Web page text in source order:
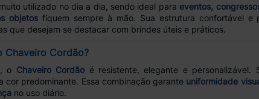
utilizado no dia a dia, sendo ideal para eventos,
objetos fiquem sempre à mão. Sua estrutura confortável e
que desejam se destacar com brindes úteis e práticos.
Chaveiro Cordão?
, o Chaveiro Cordão é resistente, elegante e personalizável.
cor predominante. Essa combinação garante uniformidade
no uso diário.